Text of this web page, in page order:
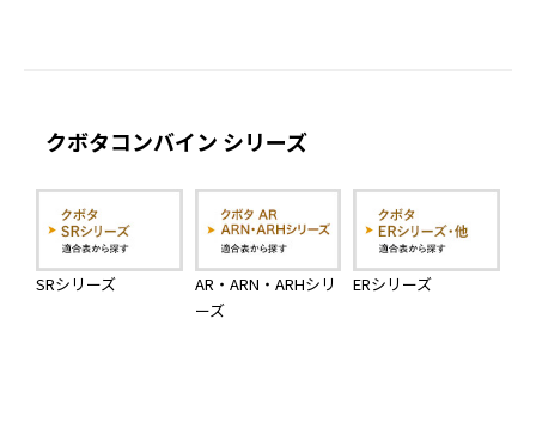
クボタコンバイン シリーズ
SRシリーズ
AR・ARN・ARHシリ
ーズ
ERシリーズ